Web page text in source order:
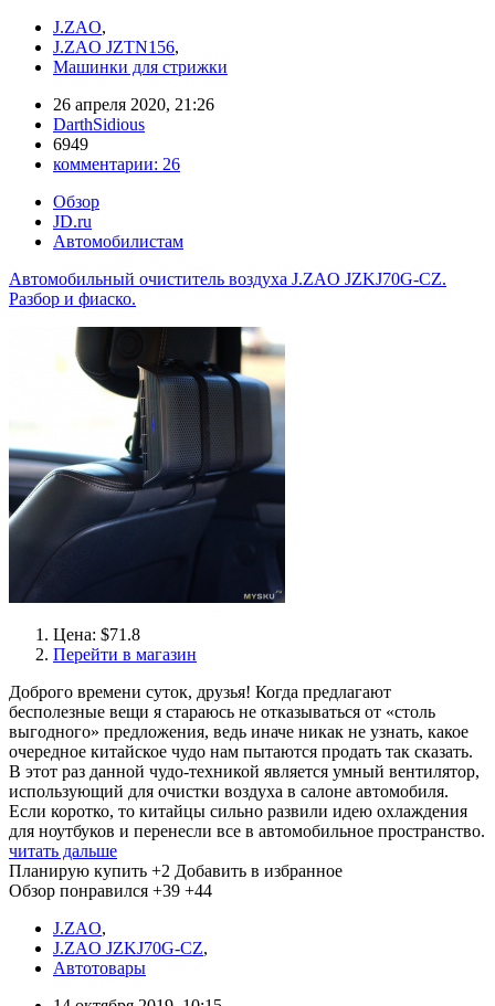
J.ZAO,
J.ZAO JZTN156,
Машинки для стрижки
26 апреля 2020, 21:26
DarthSidious
6949
комментарии: 26
Обзор
JD.ru
Автомобилистам
Автомобильный очиститель воздуха J.ZAO JZKJ70G-CZ.
Разбор и фиаско.
Цена: $71.8
Перейти в магазин
Доброго времени суток, друзья! Когда предлагают
бесполезные вещи я стараюсь не отказываться от «столь
выгодного» предложения, ведь иначе никак не узнать, какое
очередное китайское чудо нам пытаются продать так сказать.
В этот раз данной чудо-техникой является умный вентилятор,
использующий для очистки воздуха в салоне автомобиля.
Если коротко, то китайцы сильно развили идею охлаждения
для ноутбуков и перенесли все в автомобильное пространство.
читать дальше
Планирую купить +2 Добавить в избранное
Обзор понравился +39 +44
J.ZAO,
J.ZAO JZKJ70G-CZ,
Автотовары